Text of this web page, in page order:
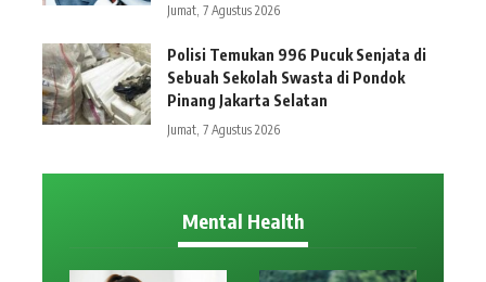
Jumat, 7 Agustus 2026
Polisi Temukan 996 Pucuk Senjata di
Sebuah Sekolah Swasta di Pondok
Pinang Jakarta Selatan
Jumat, 7 Agustus 2026
Mental Health